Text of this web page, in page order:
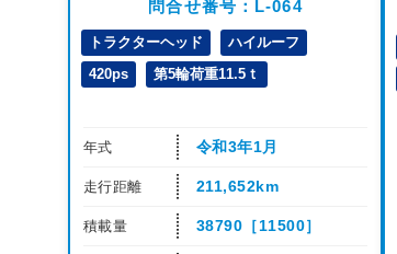
問合せ番号：L-064
トラクターヘッド
ハイルーフ
420ps
第5輪荷重11.5ｔ
年式 令和3年1月
走行距離 211,652km
積載量 38790［11500］